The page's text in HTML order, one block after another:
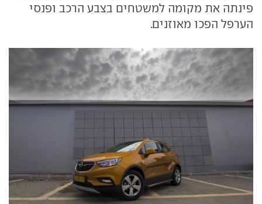
פינתה את מקומה למשטחים בצבע הרכב ופנסי
הערפל הפכו מאוזנים.